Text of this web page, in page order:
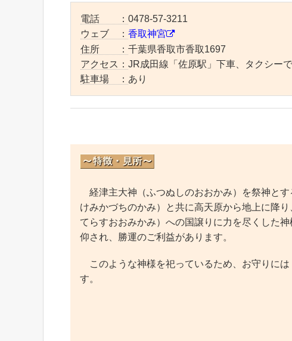
電話 ： 0478-57-3211
ウェブ ： 香取神宮
住所 ： 千葉県香取市香取1697
アクセス： JR成田線「佐原駅」下車、タクシー
駐車場 ： あり
経津主大神（ふつぬしのおおかみ）を祭神と
けみかづちのかみ）と共に高天原から地上に降
てらすおおみかみ）への国譲りに力を尽くした
仰され、勝運のご利益があります。
このような神様を祀っているため、お守りに
す。